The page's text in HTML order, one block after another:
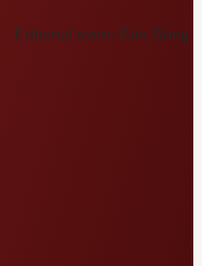
· Editorial team: Bàn Bóng